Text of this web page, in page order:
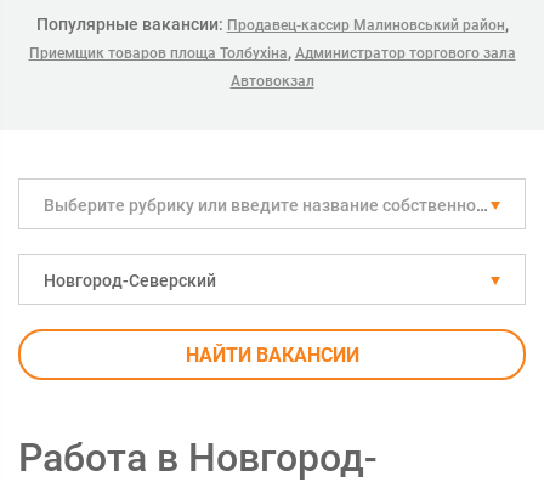
Популярные вакансии: Продавец-кассир Малиновський район,
Приемщик товаров площа Толбухіна, Администратор торгового зала
Автовокзал
Выберите рубрику или введите название собственноручно
Новгород-Северский
НАЙТИ ВАКАНСИИ
Работа в Новгород-